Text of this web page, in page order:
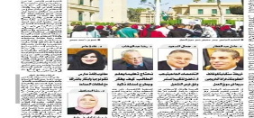
تواصل معنا
الطلاب